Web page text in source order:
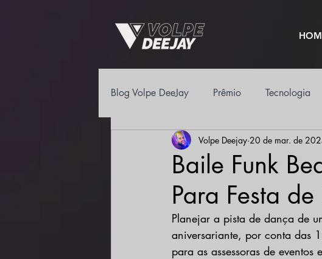
Blog Volpe DeeJay Prêmio Tecnologia
Corporativo
Baile Funk
Para Festa
Volpe Deejay 20 de mar. de
Planejar a pista de dança de
aniversariante, por conta das
para as assessoras de